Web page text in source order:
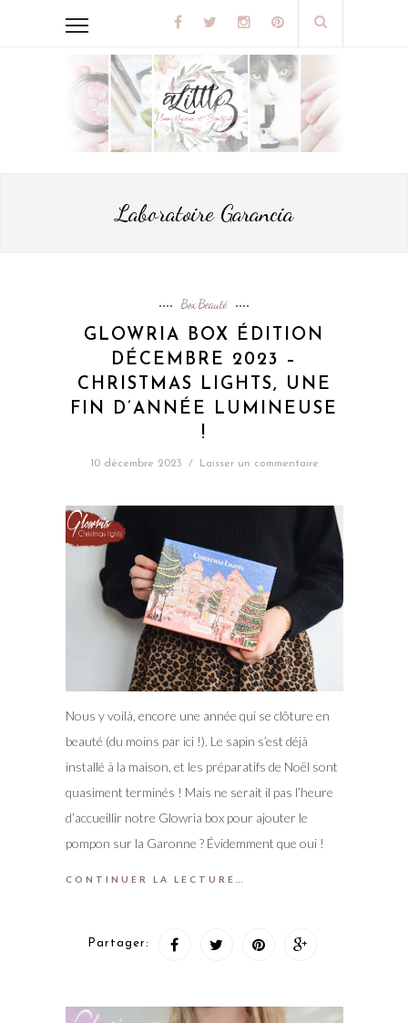
Laboratoire Garancia
Box Beauté
GLOWRIA BOX ÉDITION
DÉCEMBRE 2023 –
CHRISTMAS LIGHTS, UNE
FIN D’ANNÉE LUMINEUSE
!
10 décembre 2023 / Laisser un commentaire
Nous y voilà, encore une année qui se clôture en
beauté (du moins par ici !). Le sapin s’est déjà
installé à la maison, et les préparatifs de Noël sont
quasiment terminés ! Mais ne serait il pas l’heure
d’accueillir notre Glowria box pour ajouter le
pompon sur la Garonne ? Évidemment que oui !
CONTINUER LA LECTURE…
Partager: